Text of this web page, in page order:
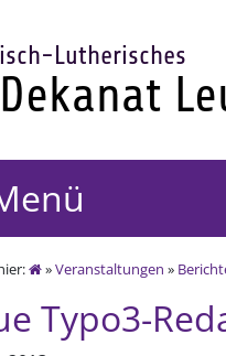
»Veranstaltungen »
Typo3-